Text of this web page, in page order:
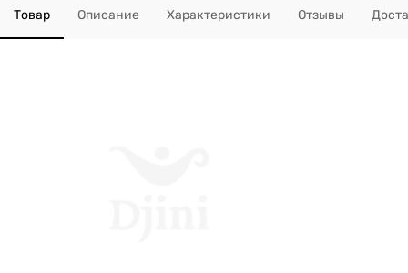
Товар Описание Характеристики Отзывы